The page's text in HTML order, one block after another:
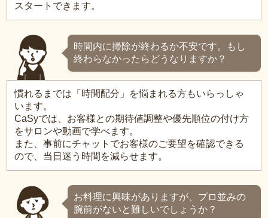
スタートできます。
時間内に掃除が終わるか不安です。もし
終わらなかったらどうなりますか？
慣れるまでは「時間配分」を悩まれる方もいらっしゃ
います。
CaSyでは、お客様との期待値調整や優先順位の付け方
をサロンや動画で学べます。
また、事前にチャットでお客様のご要望を確認できる
ので、当日迷う時間を減らせます。
お料理に興味がありますが、プロ並みの
腕前がないと難しいでしょうか？